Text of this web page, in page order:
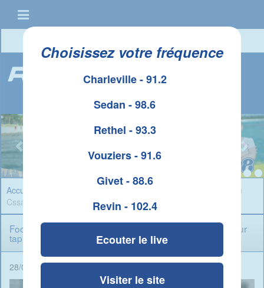
Choisissez votre fréquence
Charleville - 91.2
Sedan - 98.6
Rethel - 93.3
Vouziers - 91.6
Givet - 88.6
Revin - 102.4
Ecouter le live
Visiter le site
Accueil
» Football : le couperet est tombé , le
Cssa perd 4 points sur tapis vert
Football : le couperet est tombé , le Cssa perd 4 points sur
tapis vert
28/09/2024 - 15:53 -